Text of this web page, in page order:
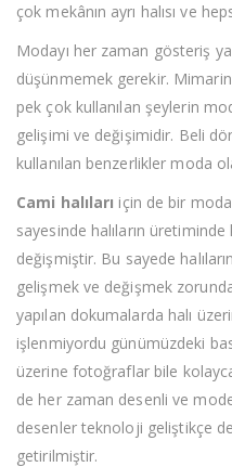
çok mekânın ayrı halısı ve
Modayı her zaman gösteriş
düşünmemek gerekir.
pek çok kullanılan şeylerin
gelişimi ve değişimidir. Beli
kullanılan benzerlikler moda
Cami halıları için de bir
sayesinde halıların
değişmiştir. Bu sayede
gelişmek ve değişmek
yapılan dokumalarda halı
işlenmiyordu günümüzdeki
üzerine fotoğraflar bile kolayca
de her zaman desenli ve
desenler teknoloji geliştikçe
getirilmiştir.